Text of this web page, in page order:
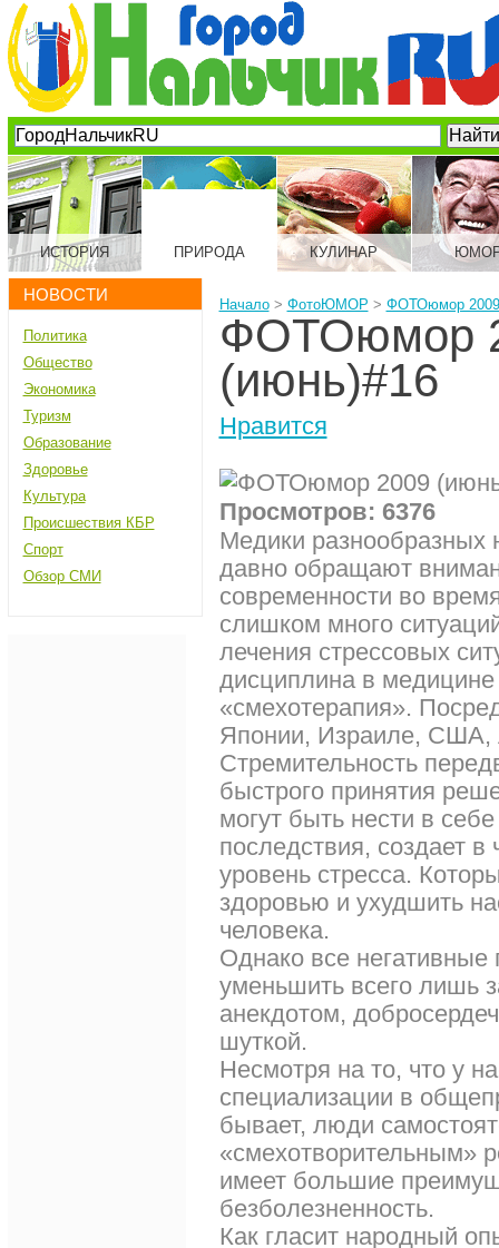
ИСТОРИЯ ПРИРОДА КУЛИНАР
НОВОСТИ
Политика
Общество
Экономика
Туризм
Образование
Здоровье
Культура
Происшествия КБР
Спорт
Обзор СМИ
Начало> ФотоЮМОР > ФОТОюмор
ФОТОюмор
(июнь)#16
Нравится
Просмотров: 6376
Медики разнообразных
давно обращают
современности во
слишком много
лечения стрессовых
дисциплина в медицине
«смехотерапия».
Японии, Израиле, США,
Стремительность
быстрого принятия
могут быть нести в
последствия, создает в
уровень стресса.
здоровью и ухудшить
человека.
Однако все негативные
уменьшить всего лишь
анекдотом,
шуткой.
Несмотря на то, что у
специализации в
бывает, люди
«смехотворительным»
имеет большие
безболезненность.
Как гласит народный